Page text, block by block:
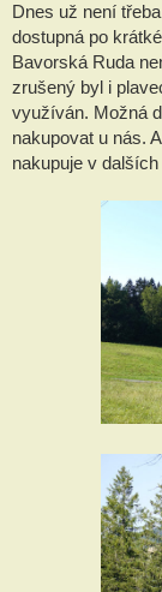
Dnes už není
dostupná po
Bavorská Ruda
zrušený byl i
využíván. Možná
nakupovat u nás.
nakupuje v